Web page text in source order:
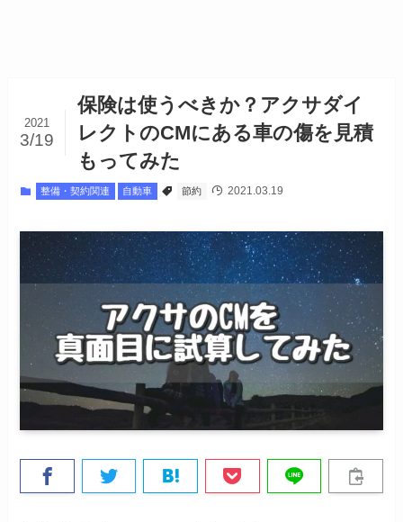
保険は使うべきか？アクサダイ
レクトのCMにある車の傷を見積
もってみた
2021
3/19
整備・契約関連 自動車 節約 2021.03.19